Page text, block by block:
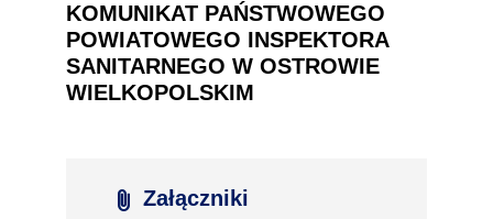
KOMUNIKAT PAŃSTWOWEGO
POWIATOWEGO INSPEKTORA
SANITARNEGO W OSTROWIE
WIELKOPOLSKIM
attach_file Załączniki